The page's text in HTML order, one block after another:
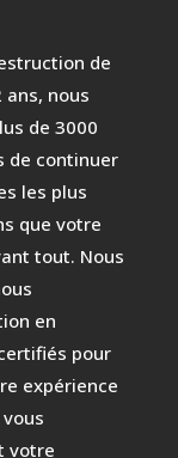
de
nous
de 3000
de continuer
les plus
que votre
tout. Nous
en
pour
expérience
votre